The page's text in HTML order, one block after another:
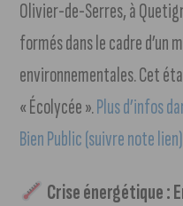
Olivier-de-Serres, à
formés dans le cadre d’un
environnementales. Cet
« Écolycée ».Plus d’infos
Bien Public (suivre note lien)
Crise énergétique :